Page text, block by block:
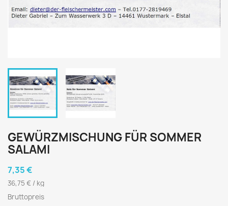
GEWÜRZMISCHUNG FÜR SOMMER
SALAMI
7,35 €
36,75 € / kg
Bruttopreis